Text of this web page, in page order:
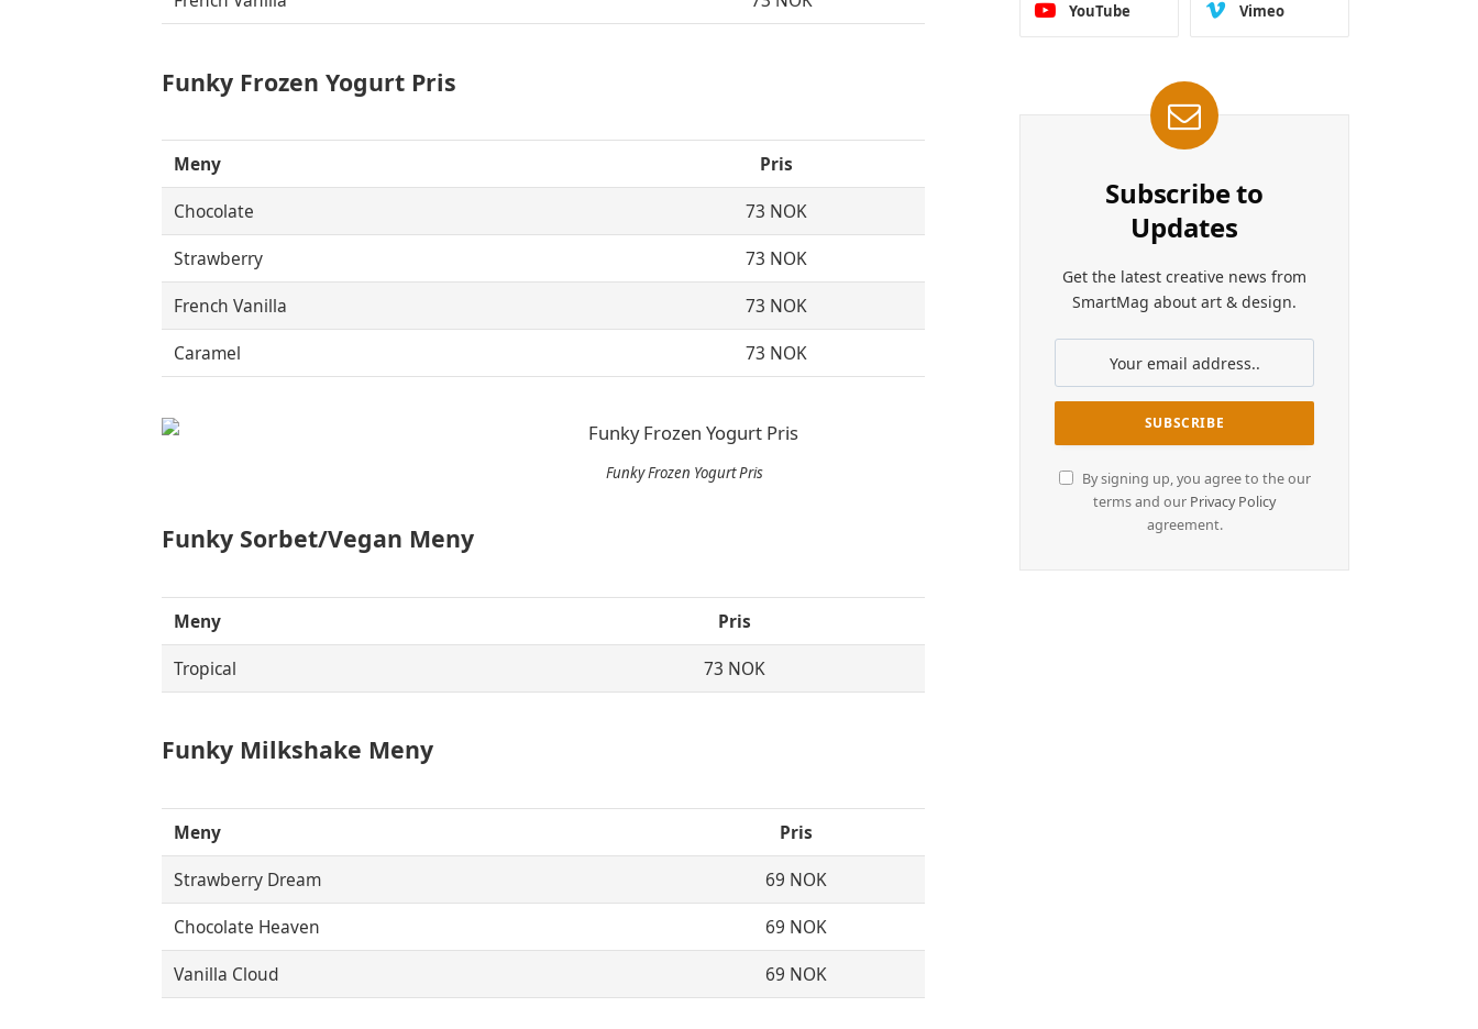
Funky Frozen Yogurt Pris
Meny
Pris
Chocolate
73 NOK
Strawberry
73 NOK
French Vanilla
73 NOK
Caramel
73 NOK
Funky Frozen Yogurt Pris
Funky Sorbet/Vegan Meny
Meny
Pris
Tropical
73 NOK
Funky Milkshake Meny
Meny
Pris
Strawberry Dream
69 NOK
Chocolate Heaven
69 NOK
Vanilla Cloud
69 NOK
YouTube Vimeo
Subscribe to
Updates
Get the latest creative news from
SmartMag about art & design.
By signing up, you agree to the our
terms and our Privacy Policy
agreement.